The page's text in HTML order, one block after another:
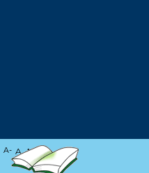
A- A A+